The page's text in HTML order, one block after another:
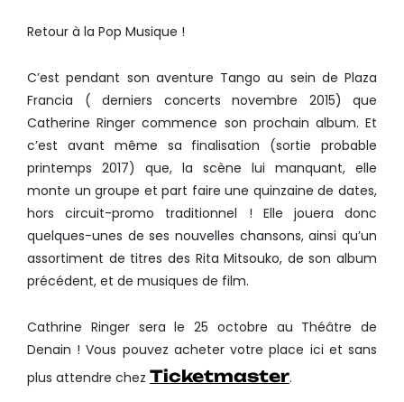
Retour à la Pop Musique !
C’est pendant son aventure Tango au sein de Plaza
Francia ( derniers concerts novembre 2015) que
Catherine Ringer commence son prochain album. Et
c’est avant même sa finalisation (sortie probable
printemps 2017) que, la scène lui manquant, elle
monte un groupe et part faire une quinzaine de dates,
hors circuit-promo traditionnel ! Elle jouera donc
quelques-unes de ses nouvelles chansons, ainsi qu’un
assortiment de titres des Rita Mitsouko, de son album
précédent, et de musiques de film.
Cathrine Ringer sera le 25 octobre au Théâtre de
Denain ! Vous pouvez acheter votre place ici et sans
plus attendre chez Ticketmaster.